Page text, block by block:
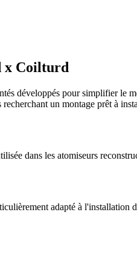
x Coilturd
développés pour simplifier le
un montage prêt à
dans les atomiseurs
adapté à